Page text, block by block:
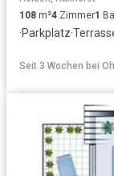
108 m²4 Zimmer1
·Parkplatz·
Seit 3 Wochen bei